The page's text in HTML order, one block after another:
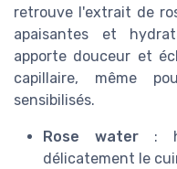
retrouve l'extrait de
apaisantes et
apporte douceur et
capillaire, même
sensibilisés.
Rose water:
délicatement le